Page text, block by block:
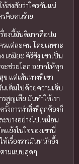
ห้สงสัยว่าใครกันแน่
คือคนร้าย
องนี้มันดีมากคือปม
รแต่ละคน โดยเฉพาะ
เอมิยะ คิริซึงุ เขาเป็น
ะช่วยโลก อยากให้ทุก
แต่เส้นทางที่เขา
เต็มไปด้วยความเจ็บ
สูญเสีย มันทำให้เรา
รั้งการทำสิ่งที่ถูกต้องก็
บางอย่างไปเหมือน
แย้งในใจของเขานี่
เรื่องราวมันหนักอึ้ง
ามแบบสุดๆ